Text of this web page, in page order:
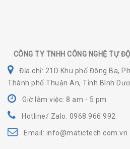
CÔNG TY TNHH CÔNG NGHỆ TỰ
Địa chỉ: 21D Khu phố Đông Ba,
Thành phố Thuận An, Tỉnh Bình
Giờ làm việc: 8 am - 5 pm
Hotline/ Zalo: 0968 966 992
Email: info@matictech.com.vn